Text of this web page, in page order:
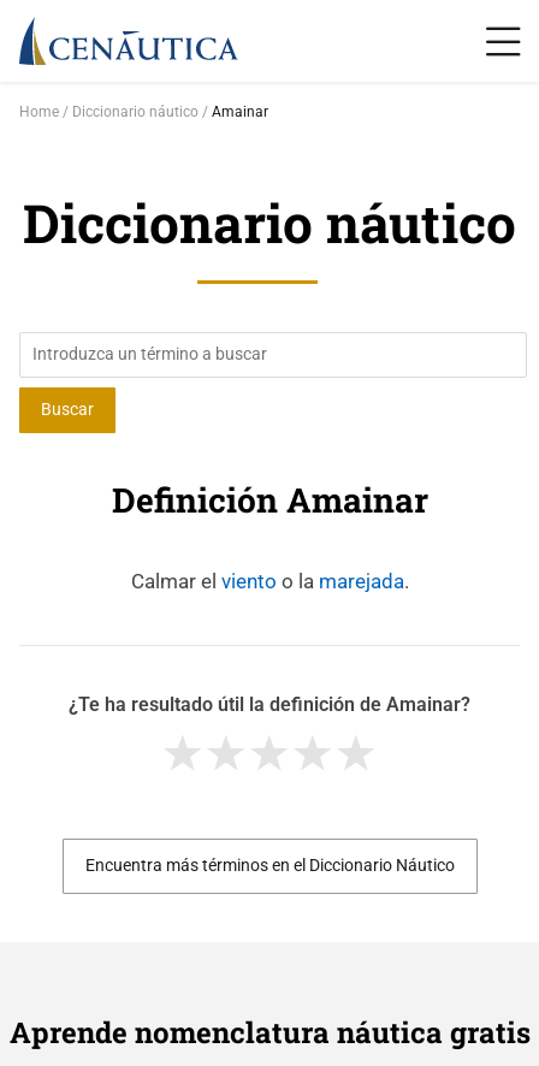
Home Diccionario náutico Amainar
Diccionario náutico
Definición Amainar
Calmar el viento o la marejada.
¿Te ha resultado útil la definición de Amainar?
Encuentra más términos en el Diccionario Náutico
Aprende nomenclatura náutica gratis